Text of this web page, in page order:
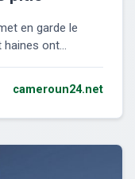
en garde le
ont...
cameroun24.net